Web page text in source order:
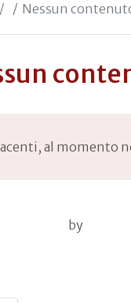
Nessun
al momento
by